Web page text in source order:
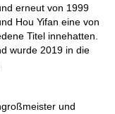
erneut von 1999
Hou Yifan eine von
Titel innehatten.
wurde 2019 in die
und